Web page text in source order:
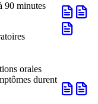
90 minutes
orales
durent